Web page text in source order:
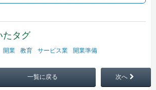
たタグ
開業 教育 サービス業 開業準備
一覧に戻る 次へ